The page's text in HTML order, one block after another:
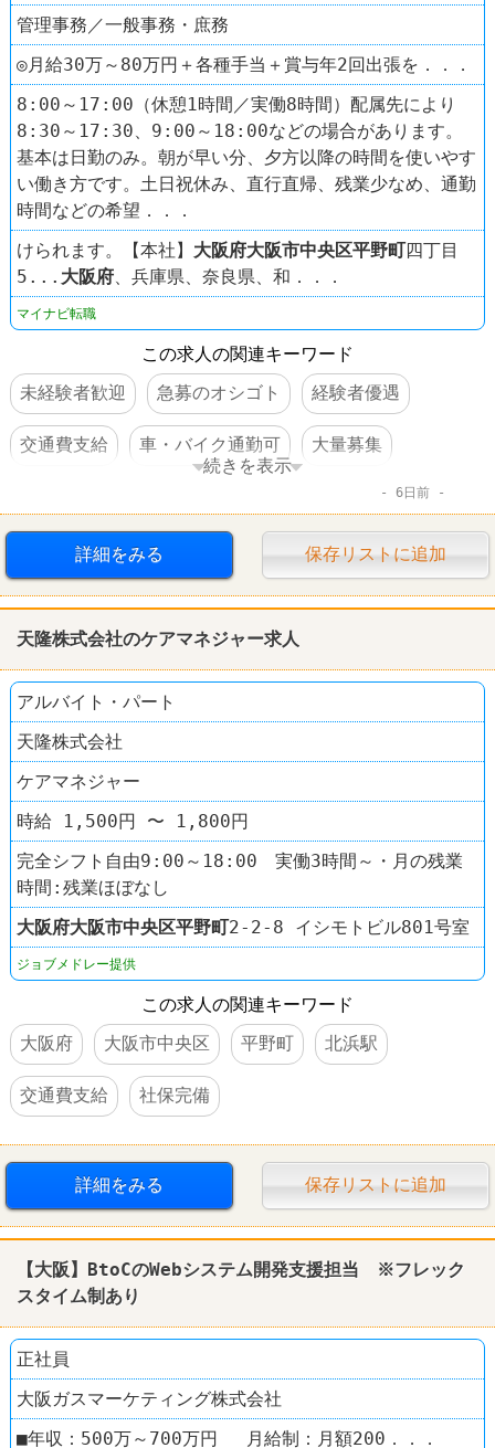
管理事務／一般事務・庶務
◎月給30万～80万円＋各種手当＋賞与年2回出張を．．．
8:00～17:00（休憩1時間／実働8時間）配属先により
8:30～17:30、9:00～18:00などの場合があります。
基本は日勤のみ。朝が早い分、夕方以降の時間を使いやす
い働き方です。土日祝休み、直行直帰、残業少なめ、通勤
時間などの希望．．．
けられます。【本社】 大阪府大阪市中央区平野町四丁目
5... 大阪府 、兵庫県、奈良県、和．．．
マイナビ転職
この求人の関連キーワード
未経験者歓迎
急募のオシゴト 経験者優遇
交通費支給 車・バイク通勤可 大量募集
語学力を活かすオシゴト
学歴不問 住宅手当あり 第二新卒歓迎
女性活躍 完全週休2日制 転勤なし
続きを表示
6日前
詳細をみる 保存リストに追加
天隆株式会社のケアマネジャー求人
アルバイト・パート
天隆株式会社
ケアマネジャー
時給 1,500円 〜 1,800円
完全シフト自由9:00～18:00 実働3時間～・月の残業
時間:残業ほぼなし
大阪府大阪市中央区平野町2-2-8 イシモトビル801号室
ジョブメドレー提供
この求人の関連キーワード
大阪府
大阪市中央区 平野町 北浜駅
交通費支給 社保完備
詳細をみる 保存リストに追加
【大阪】BtoCのWebシステム開発支援担当 ※フレック
スタイム制あり
正社員
大阪ガスマーケティング株式会社
■年収：500万～700万円 月給制：月額200．．．